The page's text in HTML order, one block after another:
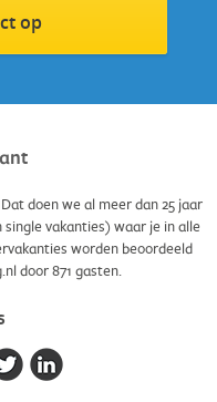
op
doen we al meer dan 25 jaar
vakanties) waar je in alle
worden beoordeeld
door871 gasten.